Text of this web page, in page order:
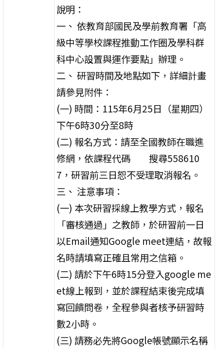
說明：
一、 依教育部國民及學前教育署「高
級中等學校課程推動工作圈及學科群
科中心設置與運作要點」辦理。
二、 研習時間及地點如下，詳細計畫
請參見附件：
(一) 時間：115年6月25日（星期四）
下午6時30分至8時
(二) 報名方式：請至全國教師在職進
修網，依課程代碼 搜尋558610
7，研習前三日恕不受理取消報名。
三、 注意事項：
(一) 本次研習採線上教學方式，報名
「審核通過」之教師，於研習前一日
以Email通知Google meet連結，故報
名時請填寫正確且常用之信箱。
(二) 請於下午6時15分登入google me
et線上報到，並於課程結束後完成填
寫回饋問卷，全程參與者核予研習時
數2小時。
(三) 請務必先將Google帳號顯示名稱